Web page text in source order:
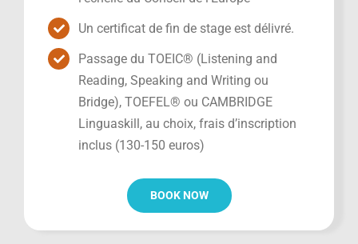
Un certificat de fin de stage est délivré.
Passage du TOEIC® (Listening and
Reading, Speaking and Writing ou
Bridge), TOEFEL® ou CAMBRIDGE
Linguaskill, au choix, frais d’inscription
inclus (130-150 euros)
BOOK NOW